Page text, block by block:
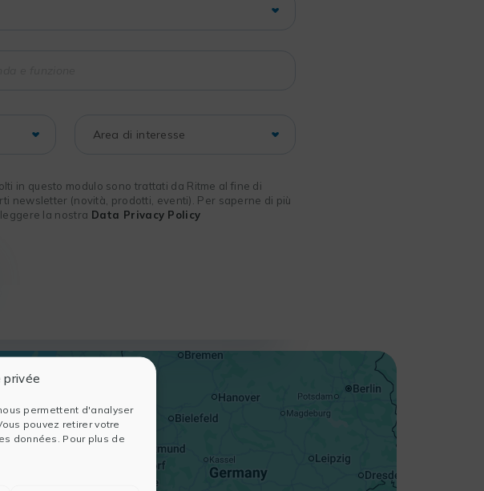
privée
permettent d'analyser
pouvez retirer votre
données. Pour plus de
in questo modulo sono trattati da Ritme al fine di
newsletter (novità, prodotti, eventi). Per saperne di più
la nostra Data Privacy Policy